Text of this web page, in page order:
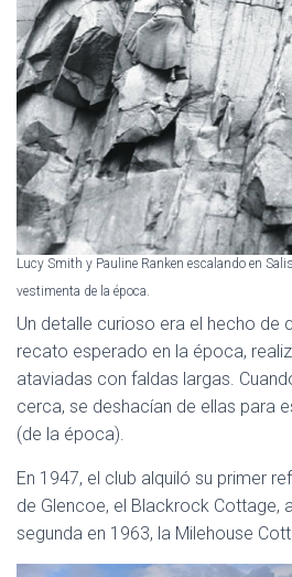
Lucy Smith y Pauline Ranken escalando en
vestimenta de la época.
Un detalle curioso era el hecho de
recato esperado en la época,
ataviadas con faldas largas.
cerca, se deshacían de ellas para
(de la época).
En 1947, el club alquiló su primer
de Glencoe, el Blackrock Cottage,
segunda en 1963, la Milehouse